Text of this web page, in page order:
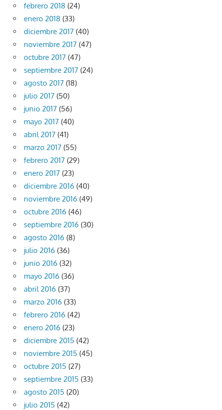
febrero 2018 (24)
enero 2018 (33)
diciembre 2017 (40)
noviembre 2017 (47)
octubre 2017 (47)
septiembre 2017 (24)
agosto 2017 (18)
julio 2017 (50)
junio 2017 (56)
mayo 2017 (40)
abril 2017 (41)
marzo 2017 (55)
febrero 2017 (29)
enero 2017 (23)
diciembre 2016 (40)
noviembre 2016 (49)
octubre 2016 (46)
septiembre 2016 (30)
agosto 2016 (8)
julio 2016 (36)
junio 2016 (32)
mayo 2016 (36)
abril 2016 (37)
marzo 2016 (33)
febrero 2016 (42)
enero 2016 (23)
diciembre 2015 (42)
noviembre 2015 (45)
octubre 2015 (27)
septiembre 2015 (33)
agosto 2015 (20)
julio 2015 (42)